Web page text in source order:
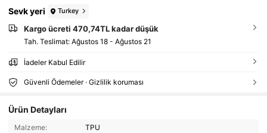
Sevk yeri Turkey
Kargo ücreti 470,74TL kadar düşük
Tah. Teslimat: Ağustos 18 - Ağustos 21
İadeler Kabul Edilir
Güvenli Ödemeler · Gizlilik koruması
Ürün Detayları
Malzeme: TPU